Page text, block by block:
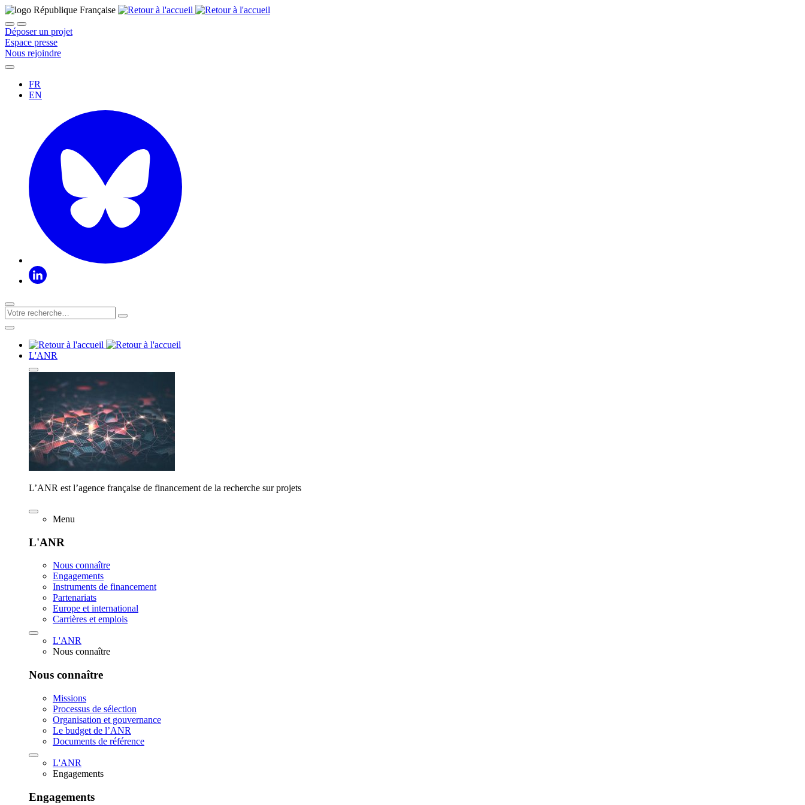
Déposer un projet
Espace presse
Nous rejoindre
FR
EN
L'ANR
L’ANR est l’agence française de financement de la recherche sur projets
Menu
L'ANR
Nous connaître
Engagements
Instruments de financement
Partenariats
Europe et international
Carrières et emplois
L'ANR
Nous connaître
Nous connaître
Missions
Processus de sélection
Organisation et gouvernance
Le budget de l’ANR
Documents de référence
L'ANR
Engagements
Engagements